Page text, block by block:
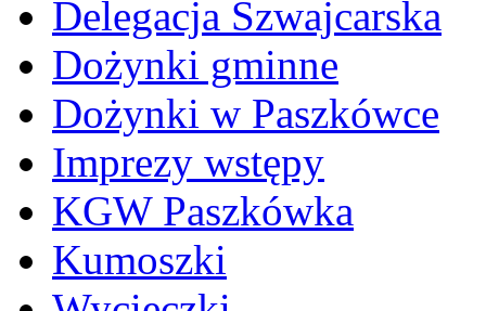
Delegacja Szwajcarska
Dożynki gminne
Dożynki w Paszkówce
Imprezy wstępy
KGW Paszkówka
Kumoszki